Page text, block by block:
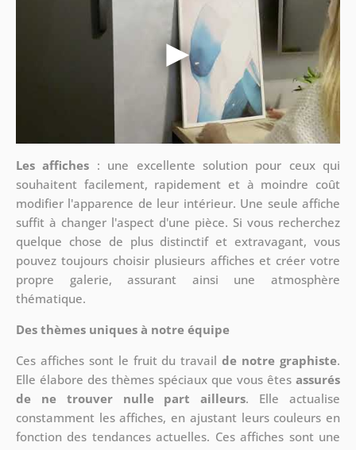
Les affiches : une excellente solution pour ceux qui
souhaitent facilement, rapidement et à moindre coût
modifier l'apparence de leur intérieur. Une seule affiche
suffit à changer l'aspect d'une pièce. Si vous recherchez
quelque chose de plus distinctif et extravagant, vous
pouvez toujours choisir plusieurs affiches et créer votre
propre galerie, assurant ainsi une atmosphère
thématique.
Des thèmes uniques à notre équipe
Ces affiches sont le fruit du travail de notre graphiste.
Elle élabore des thèmes spéciaux que vous êtesassurés
de ne trouver nulle part ailleurs. Elle actualise
constamment les affiches, en ajustant leurs couleurs en
fonction des tendances actuelles. Ces affiches sont une